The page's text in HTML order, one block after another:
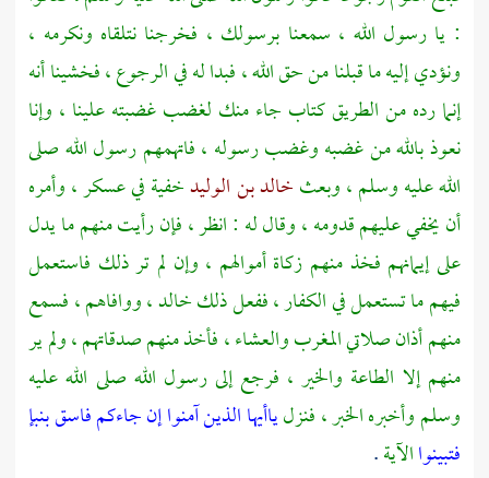
: يا رسول الله ، سمعنا برسولك ، فخرجنا نتلقاه ونكرمه ،
ونؤدي إليه ما قبلنا من حق الله ، فبدا له في الرجوع ، فخشينا أنه
إنما رده من الطريق كتاب جاء منك لغضب غضبته علينا ، وإنا
نعوذ بالله من غضبه وغضب رسوله ، فاتهمهم رسول الله صلى
الله عليه وسلم ، وبعثخالد بن الوليدخفية في عسكر ، وأمره
أن يخفي عليهم قدومه ، وقال له : انظر ، فإن رأيت منهم ما يدل
على إيمانهم فخذ منهم زكاة أموالهم ، وإن لم تر ذلك فاستعمل
فيهم ما تستعمل في الكفار ، ففعل ذلكخالد ،ووافاهم ، فسمع
منهم أذان صلاتي المغرب والعشاء ، فأخذ منهم صدقاتهم ، ولم ير
منهم إلا الطاعة والخير ، فرجع إلى رسول الله صلى الله عليه
وسلم وأخبره الخبر ، فنزلياأيها الذين آمنوا إن جاءكم فاسق بنبإ
فتبينواالآية.